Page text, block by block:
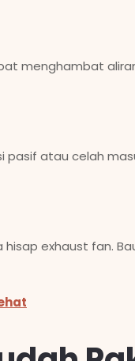
menghambat
atau celah
exhaust fan.